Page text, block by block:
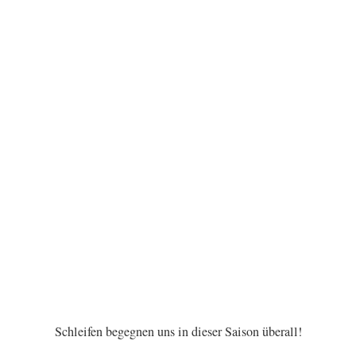
Schleifen begegnen uns in dieser Saison überall!